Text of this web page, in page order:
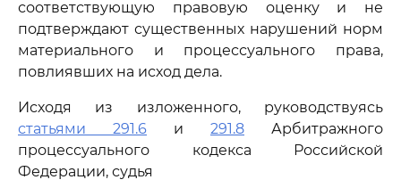
соответствующую правовую оценку и не
подтверждают существенных нарушений норм
материального и процессуального права,
повлиявших на исход дела.
Исходя из изложенного, руководствуясь
статьями 291.6 и 291.8 Арбитражного
процессуального кодекса Российской
Федерации, судья